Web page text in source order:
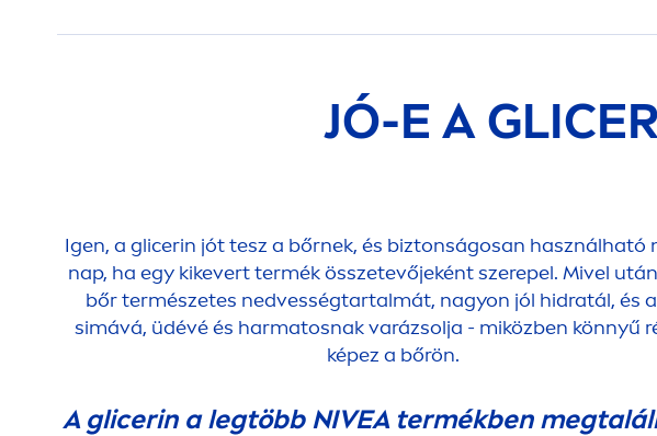
JÓ-E A
Igen, a glicerin jót tesz a bőrnek, és biztonságosan használható
nap, ha egy kikevert termék összetevőjeként szerepel. Mivel
bőr természetes nedvességtartalmát, nagyon jól hidratál, és
simává, üdévé és harmatosnak varázsolja - miközben könnyű
képez a bőrön.
A glicerin a legtöbb NIVEAtermékben